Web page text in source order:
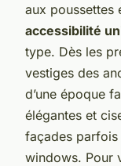
aux poussettes
accessibilité
type. Dès les
vestiges des
d’une époque
élégantes et
façades
windows. Pour